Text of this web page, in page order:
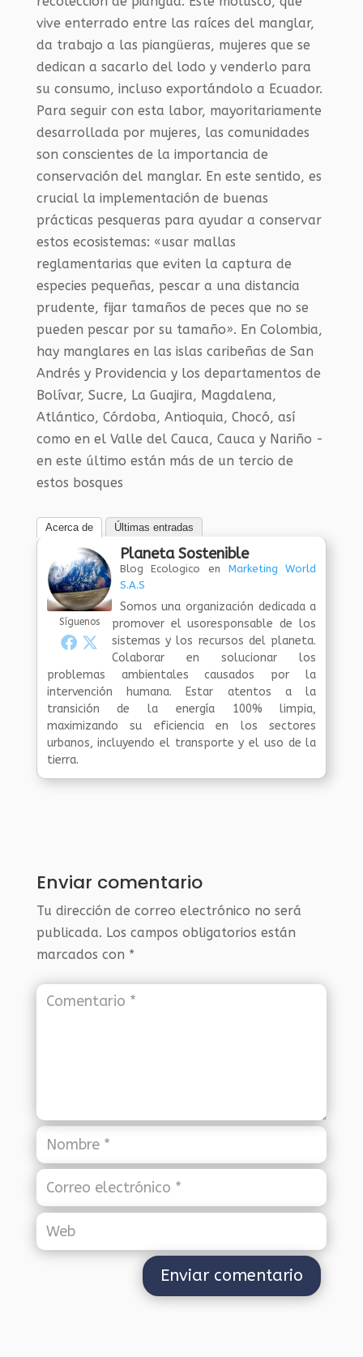
vive enterrado entre las raíces del manglar,
da trabajo a las piangüeras, mujeres que se
dedican a sacarlo del lodo y venderlo para
su consumo, incluso exportándolo a Ecuador.
Para seguir con esta labor, mayoritariamente
desarrollada por mujeres, las comunidades
son conscientes de la importancia de
conservación del manglar. En este sentido, es
crucial la implementación de buenas
prácticas pesqueras para ayudar a conservar
estos ecosistemas: «usar mallas
reglamentarias que eviten la captura de
especies pequeñas, pescar a una distancia
prudente, fijar tamaños de peces que no se
pueden pescar por su tamaño». En Colombia,
hay manglares en las islas caribeñas de San
Andrés y Providencia y los departamentos de
Bolívar, Sucre, La Guajira, Magdalena,
Atlántico, Córdoba, Antioquia, Chocó, así
como en el Valle del Cauca, Cauca y Nariño -
en este último están más de un tercio de
estos bosques
Acerca de Últimas entradas
Síguenos
Planeta Sostenible
Blog Ecologico en Marketing World
S.A.S
Somos una organización dedicada a
promover el usoresponsable de los
sistemas y los recursos del planeta.
Colaborar en solucionar los
problemas ambientales causados por la
intervención humana. Estar atentos a la
transición de la energía 100% limpia,
maximizando su eficiencia en los sectores
urbanos, incluyendo el transporte y el uso de la
tierra.
Enviar comentario
Tu dirección de correo electrónico no será
publicada. Los campos obligatorios están
marcados con *